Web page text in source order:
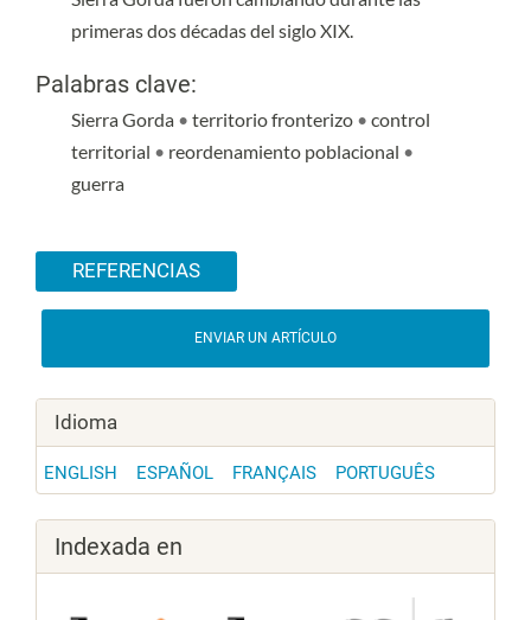
primeras dos décadas del siglo XIX.
Palabras clave:
Sierra Gorda • territorio fronterizo • control
territorial • reordenamiento poblacional •
guerra
REFERENCIAS
ENVIAR UN ARTÍCULO
Idioma
ENGLISH ESPAÑOL FRANÇAIS PORTUGUÊS
Indexada en